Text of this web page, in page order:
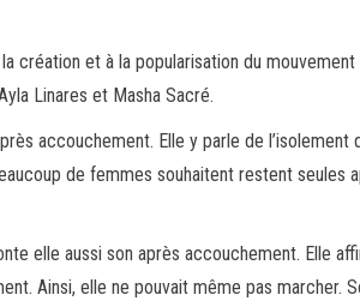
création et à la popularisation du
Linares et Masha Sacré.
accouchement. Elle y parle de l’isolement
de femmes souhaitent restent seules
elle aussi son après accouchement. Elle
Ainsi, elle ne pouvait même pas marcher.